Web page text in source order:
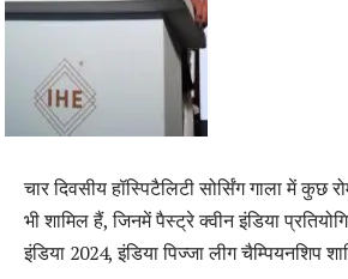
चार दिवसीय हॉस्पिटैलिटी सोर्सिंग गाला में कुछ
भी शामिल हैं, जिनमें पैस्ट्रे क्वीन इंडिया
इंडिया 2024, इंडिया पिज्जा लीग चैम्पियनशिप